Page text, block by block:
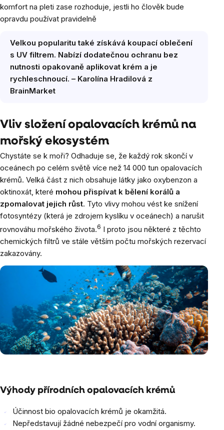
komfort na pleti zase rozhoduje, jestli ho člověk bude
opravdu používat pravidelně
Velkou popularitu také získává koupací oblečení
s UV filtrem. Nabízí dodatečnou ochranu bez
nutnosti opakovaně aplikovat krém a je
rychleschnoucí. – Karolína Hradilová z
BrainMarket
Vliv složení opalovacích krémů na
mořský ekosystém
Chystáte se k moři? Odhaduje se, že každý rok skončí v
oceánech po celém světě více než 14 000 tun opalovacích
krémů. Velká část z nich obsahuje látky jako oxybenzon a
oktinoxát, které mohou přispívat k bělení korálů a
zpomalovat jejich růst. Tyto vlivy mohou vést ke snížení
fotosyntézy (která je zdrojem kyslíku v oceánech) a narušit
rovnováhu mořského života.6 I proto jsou některé z těchto
chemických filtrů ve stále větším počtu mořských rezervací
zakazovány.
Výhody přírodních opalovacích krémů
Účinnost bio opalovacích krémů je okamžitá.
Nepředstavují žádné nebezpečí pro vodní organismy.